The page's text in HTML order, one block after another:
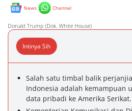
News Channel
Donald Trump (Dok. White House)
Intinya Sih
Salah satu timbal balik
Indonesia adalah kemampuan
data pribadi ke Amerika Serikat.